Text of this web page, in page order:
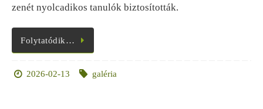
zenét nyolcadikos tanulók biztosították.
Folytatódik…
2026-02-13 galéria